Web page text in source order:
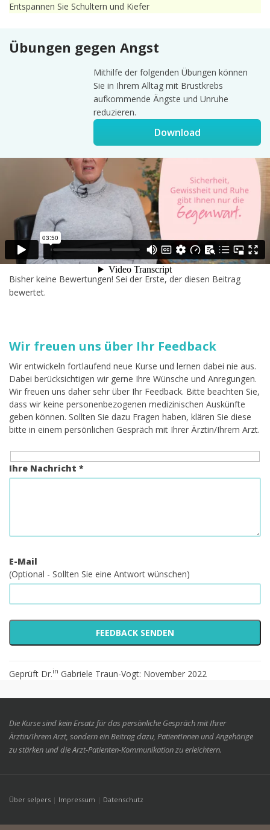
Entspannen Sie Schultern und Kiefer
Übungen gegen Angst
Mithilfe der folgenden Übungen können
Sie in Ihrem Alltag mit Brustkrebs
aufkommende Ängste und Unruhe
reduzieren.
Download
Diesen Kurs bewerten
Ihr Feedback hilft anderen Nutzern die für sie passenden Kurse
zu finden.
Bewertung Abschicken
4.6/ 5 (
Bisher keine Bewertungen! Sei der Erste, der diesen Beitrag
bewertet.
Wir freuen uns über Ihr Feedback
Wir entwickeln fortlaufend neue Kurse und lernen dabei nie aus.
Dabei berücksichtigen wir gerne Ihre Wünsche und Anregungen.
Wir freuen uns daher sehr über Ihr Feedback. Bitte beachten Sie,
dass wir keine personenbezogenen medizinischen Auskünfte
geben können. Sollten Sie dazu Fragen haben, klären Sie diese
bitte in einem persönlichen Gespräch mit Ihrer Ärztin/Ihrem Arzt.
Ihre Nachricht *
E-Mail
(Optional - Sollten Sie eine Antwort wünschen)
Geprüft Dr.in Gabriele Traun-Vogt: November 2022
Die Kurse sind kein Ersatz für das persönliche Gespräch mit Ihrer
Ärztin/Ihrem Arzt, sondern ein Beitrag dazu, PatientInnen und Angehörige
zu stärken und die Arzt-Patienten-Kommunikation zu erleichtern.
Über selpers | Impressum | Datenschutz